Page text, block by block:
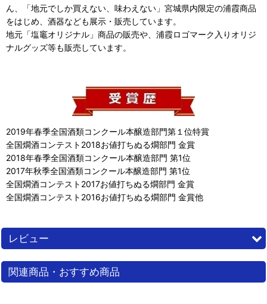
ん、「地元でしか買えない、味わえない」宮城県内限定の浦霞商品
をはじめ、酒器なども展示・販売しています。
地元「塩竈オリジナル」商品の販売や、浦霞ロゴマーク入りオリジ
ナルグッズ等も販売しています。
2019年春季全国酒類コンクール本醸造部門第１位特賞
全国燗酒コンテスト2018お値打ちぬる燗部門 金賞
2018年春季全国酒類コンクール本醸造部門 第1位
2017年秋季全国酒類コンクール本醸造部門 第1位
全国燗酒コンテスト2017お値打ちぬる燗部門 金賞
全国燗酒コンテスト2016お値打ちぬる燗部門 金賞他
レビュー
0件のレビュー
関連商品・おすすめ商品